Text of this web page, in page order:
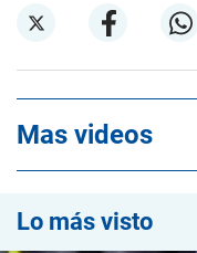
Mas videos
Lo más visto